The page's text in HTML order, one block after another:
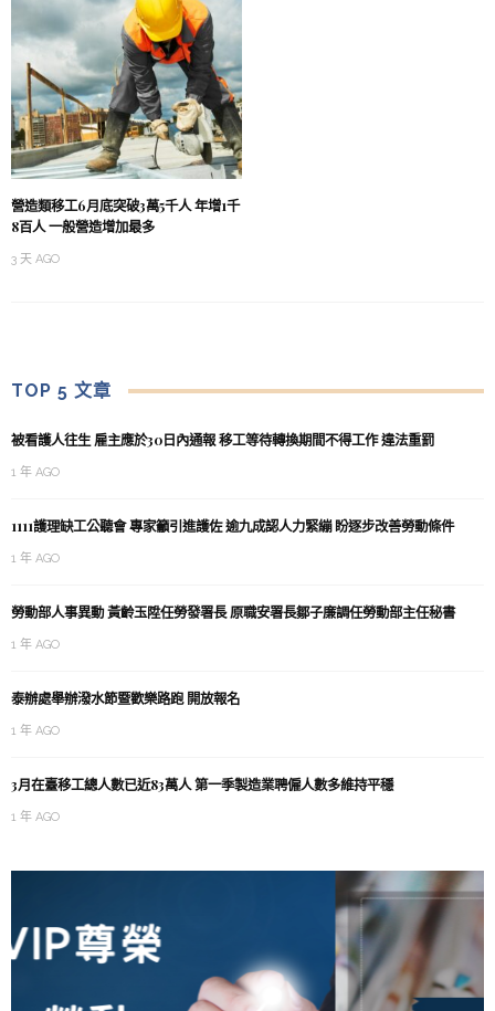
營造類移工6月底突破3萬5千人 年增1千
8百人 一般營造增加最多
3 天 AGO
TOP 5 文章
被看護人往生 雇主應於30日內通報 移工等待轉換期間不得工作 違法重罰
1 年 AGO
1111護理缺工公聽會 專家籲引進護佐 逾九成認人力緊繃 盼逐步改善勞動條件
1 年 AGO
勞動部人事異動 黃齡玉陞任勞發署長 原職安署長鄒子廉調任勞動部主任秘書
1 年 AGO
泰辦處舉辦潑水節暨歡樂路跑 開放報名
1 年 AGO
3月在臺移工總人數已近83萬人 第一季製造業聘僱人數多維持平穩
1 年 AGO